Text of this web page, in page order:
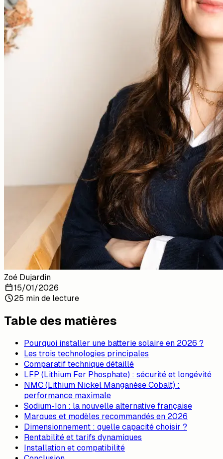
Zoé Dujardin
15/01/2026
25 min de lecture
Table des matières
Pourquoi installer une batterie solaire en 2026 ?
Les trois technologies principales
Comparatif technique détaillé
LFP (Lithium Fer Phosphate) : sécurité et longévité
NMC (Lithium Nickel Manganèse Cobalt) :
performance maximale
Sodium-Ion : la nouvelle alternative française
Marques et modèles recommandés en 2026
Dimensionnement : quelle capacité choisir ?
Rentabilité et tarifs dynamiques
Installation et compatibilité